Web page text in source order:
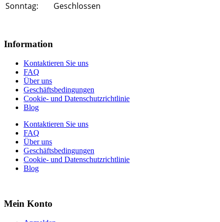
Sonntag:
Geschlossen
Information
Kontaktieren Sie uns
FAQ
Über uns
Geschäftsbedingungen
Cookie- und Datenschutzrichtlinie
Blog
Kontaktieren Sie uns
FAQ
Über uns
Geschäftsbedingungen
Cookie- und Datenschutzrichtlinie
Blog
Mein Konto